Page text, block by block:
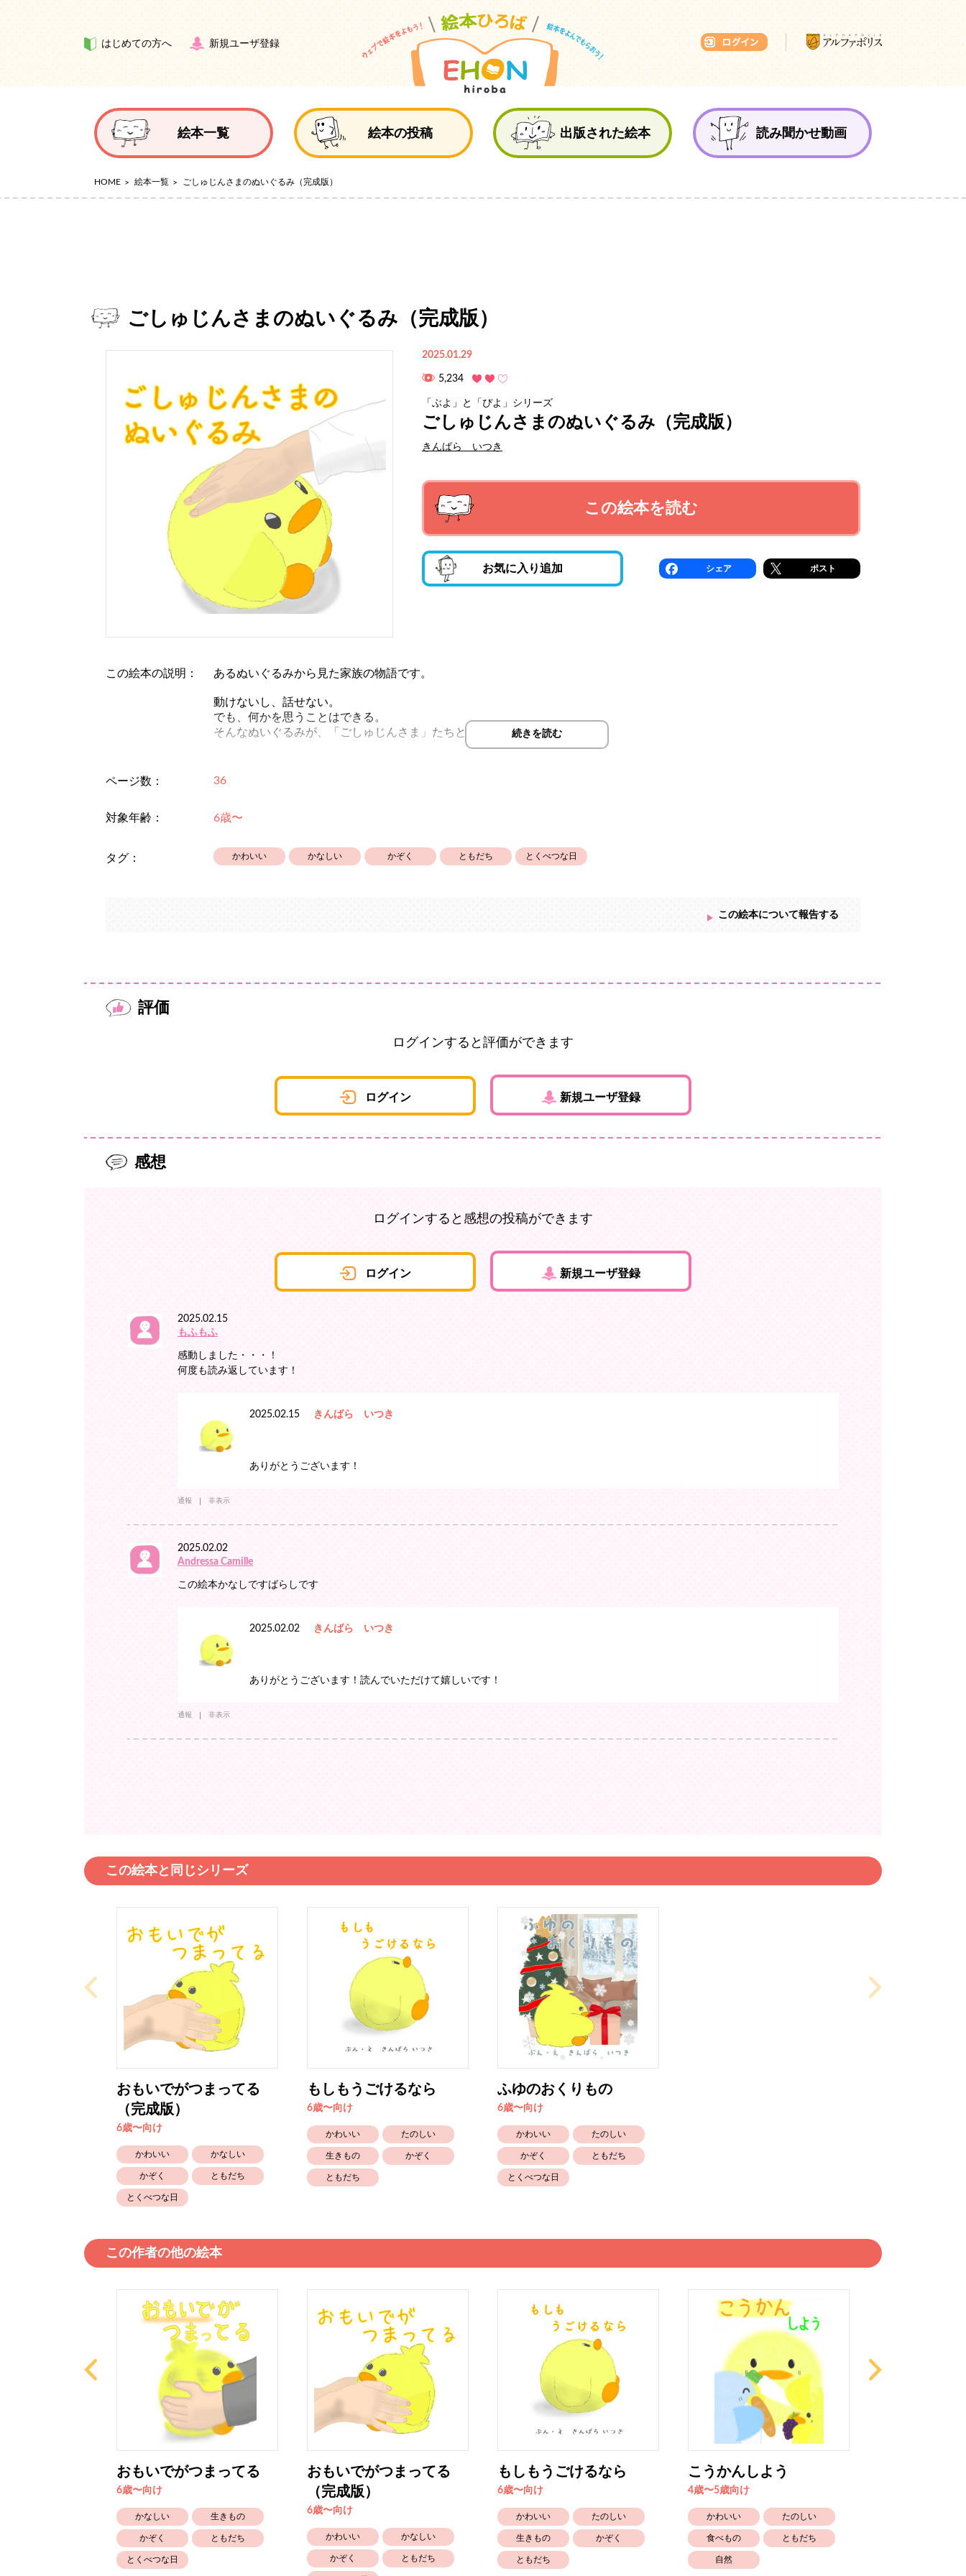
はじめての方へ 新規ユーザ登録
絵本一覧 絵本の投稿 出版された絵本 読み聞かせ動画
HOME 絵本一覧 ごしゅじんさまのぬいぐるみ（完成版）
ごしゅじんさまのぬいぐるみ（完成版）
2025.01.29
5,234
「ぶよ」と「ぴよ」シリーズ
ごしゅじんさまのぬいぐるみ（完成版）
きんばら いつき
この絵本を読む
お気に入り追加 シェア ポスト
この絵本の説明： あるぬいぐるみから見た家族の物語です。
動けないし、話せない。
でも、何かを思うことはできる。
そんなぬいぐるみが、「ごしゅじんさま」たちと過ごしていく日々。
バットエンドではありませんが、少しだけ寂しいラストになります。
最後の２ページでぶよちゃんに陰がないのは、ごしゅじんさまと一緒のところに行けたことを描いています。
※以前に描いたもののリメイクです。イラストのほか、少しラストを変えています
続きを読む
ページ数： 36
対象年齢： 6歳〜
タグ： かわいい かなしい かぞく ともだち とくべつな日
この絵本について報告する
評価
ログインすると評価ができます
ログイン 新規ユーザ登録
感想
ログインすると感想の投稿ができます
ログイン 新規ユーザ登録
2025.02.15
もふもふ
感動しました・・・！
何度も読み返しています！
2025.02.15 きんばら いつき
ありがとうございます！
通報 非表示
2025.02.02
Andressa Camille
この絵本かなしですばらしです
2025.02.02 きんばら いつき
ありがとうございます！読んでいただけて嬉しいです！
通報 非表示
この絵本と同じシリーズ
おもいでがつまってる
（完成版）
6歳〜向け
かわいい かなしい
かぞく ともだち
とくべつな日
もしもうごけるなら
6歳〜向け
かわいい たのしい
生きもの かぞく
ともだち
ふゆのおくりもの
6歳〜向け
かわいい たのしい
かぞく ともだち
とくべつな日
この作者の他の絵本
おもいでがつまってる
6歳〜向け
かなしい 生きもの
かぞく ともだち
とくべつな日
おもいでがつまってる
（完成版）
6歳〜向け
かわいい かなしい
かぞく ともだち
もしもうごけるなら
6歳〜向け
かわいい たのしい
生きもの かぞく
ともだち
こうかんしよう
4歳〜5歳向け
かわいい たのしい
食べもの ともだち
自然